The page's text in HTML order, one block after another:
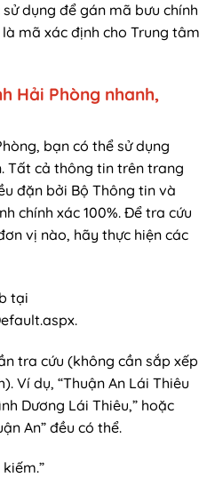
dụng để gán mã bưu chính
mã xác định cho Trung tâm
Hải Phòng nhanh,
bạn có thể sử dụng
Tất cả thông tin trên trang
đặn bởi Bộ Thông tin và
chính xác 100%. Để tra cứu
vị nào, hãy thực hiện các
tại
tra cứu (không cần sắp xếp
Ví dụ, “Thuận An Lái Thiêu
Dương Lái Thiêu,” hoặc
An” đều có thể.